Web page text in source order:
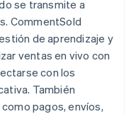
se transmite a
CommentSold
de aprendizaje y
ventas en vivo con
con los
También
pagos, envíos,